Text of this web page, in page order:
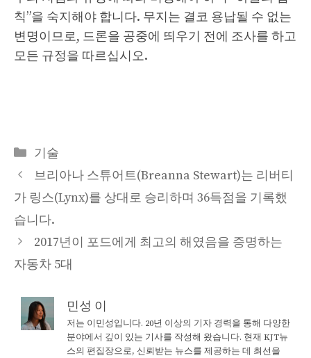
칙”을 숙지해야 합니다. 무지는 결코 용납될 수 없는
변명이므로, 드론을 공중에 띄우기 전에 조사를 하고
모든 규정을 따르십시오.
Categories
기술
브리아나 스튜어트(Breanna Stewart)는 리버티
가 링스(Lynx)를 상대로 승리하며 36득점을 기록했
습니다.
2017년이 포드에게 최고의 해였음을 증명하는
자동차 5대
민성 이
저는 이민성입니다. 20년 이상의 기자 경력을 통해 다양한
분야에서 깊이 있는 기사를 작성해 왔습니다. 현재 KJT뉴
스의 편집장으로, 신뢰받는 뉴스를 제공하는 데 최선을